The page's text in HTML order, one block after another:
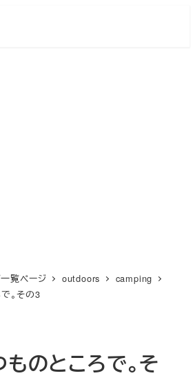
覧ページ outdoors
camping
。その3
のところで。そ